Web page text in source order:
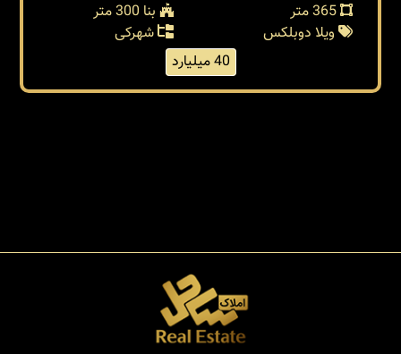
بنا 300 متر
ویلا دوبلکس
شهرکی
40 میلیارد